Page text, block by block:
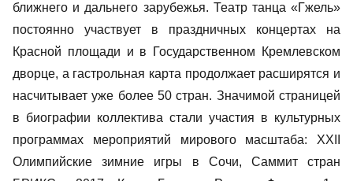
ближнего и дальнего зарубежья. Театр танца «Гжель»
постоянно участвует в праздничных концертах на
Красной площади и в Государственном Кремлевском
дворце, а гастрольная карта продолжает расширятся и
насчитывает уже более 50 стран. Значимой страницей
в биографии коллектива стали участия в культурных
программах мероприятий мирового масштаба: XXII
Олимпийские зимние игры в Сочи, Саммит стран